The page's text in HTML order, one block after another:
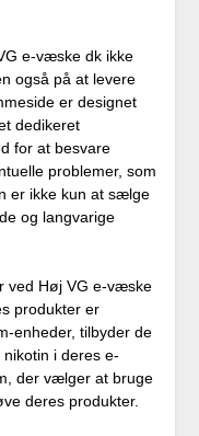
e-væske dk ikke
også på at levere
er designet
dedikeret
for at besvare
problemer, som
er ikke kun at sælge
og langvarige
ved Høj VG e-væske
produkter er
enheder, tilbyder de
i deres e-
der vælger at bruge
deres produkter.